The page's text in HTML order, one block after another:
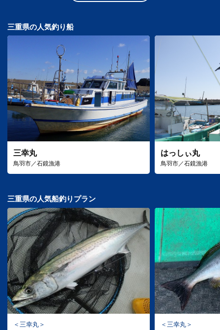
三重県の人気釣り船
三幸丸
鳥羽市／石鏡漁港
はっしぃ丸
鳥羽市／石鏡漁港
三重県の人気船釣りプラン
三幸丸 三幸丸